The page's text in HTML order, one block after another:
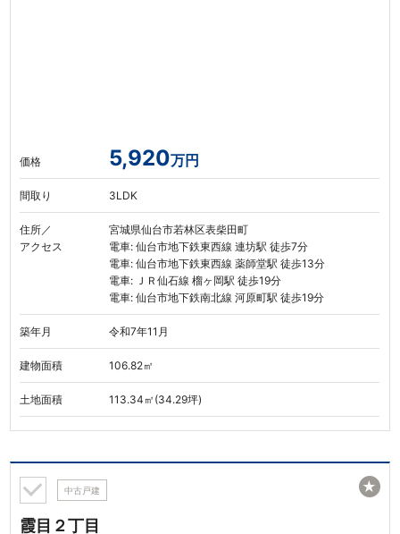
価格 5,920万円
間取り 3LDK
住所／
アクセス
宮城県仙台市若林区表柴田町
電車: 仙台市地下鉄東西線 連坊駅 徒歩7分
電車: 仙台市地下鉄東西線 薬師堂駅 徒歩13分
電車: ＪＲ仙石線 榴ヶ岡駅 徒歩19分
電車: 仙台市地下鉄南北線 河原町駅 徒歩19分
築年月 令和7年11月
建物面積 106.82㎡
土地面積 113.34㎡(34.29坪)
中古戸建
霞目２丁目
★